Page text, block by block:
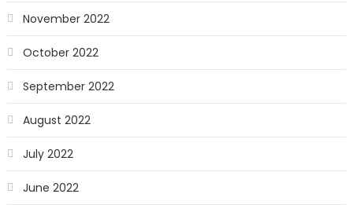
November 2022
October 2022
September 2022
August 2022
July 2022
June 2022